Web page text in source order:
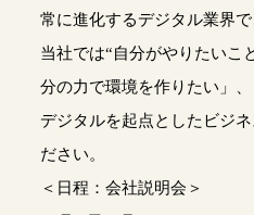
常に進化するデジタル業界
当社では“自分がやりたいこ
分の力で環境を作りたい」
デジタルを起点としたビジ
ださい。
＜日程：会社説明会＞